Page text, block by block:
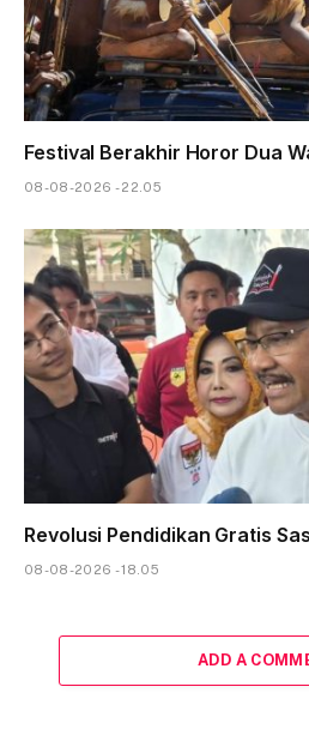
Festival Berakhir Horor Dua
08-08-2026 - 22.05
Revolusi Pendidikan Gratis
08-08-2026 - 18.05
ADD A